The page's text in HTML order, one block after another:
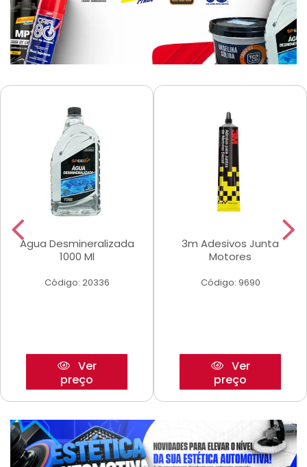
Agua Desmineralizada
1000 Ml
Código: 20336
Ver
preço
3m Adesivos Junta
Motores
Código: 9690
Ver
preço